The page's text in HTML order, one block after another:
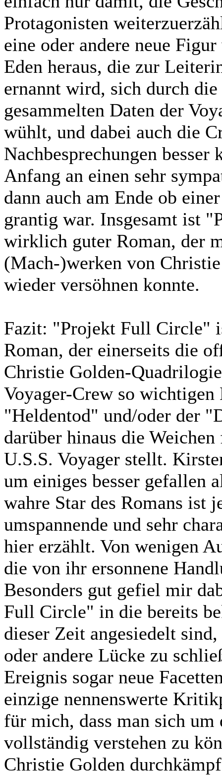
Protagonisten
eine oder andere neue
Eden heraus, die zur
ernannt wird, sich durch
gesammelten Daten der
wühlt, und dabei auch die
Nachbesprechungen
Anfang an einen sehr
dann auch am Ende ob
grantig war. Insgesamt ist
wirklich guter Roman, der
(Mach-)werken von
wieder versöhnen konnte.
Fazit: "Projekt Full Circle"
Roman, der einerseits die
Christie Golden-
Voyager-Crew so wichtigen
"Heldentod" und/oder der
darüber hinaus die
U.S.S. Voyager stellt.
um einiges besser gefallen
wahre Star des Romans ist
umspannende und sehr
hier erzählt. Von wenigen
die von ihr ersonnene
Besonders gut gefiel mir
Full Circle" in die bereits
dieser Zeit angesiedelt
oder andere Lücke zu
Ereignis sogar neue
einzige nennenswerte
für mich, dass man sich
vollständig verstehen zu
Christie Golden